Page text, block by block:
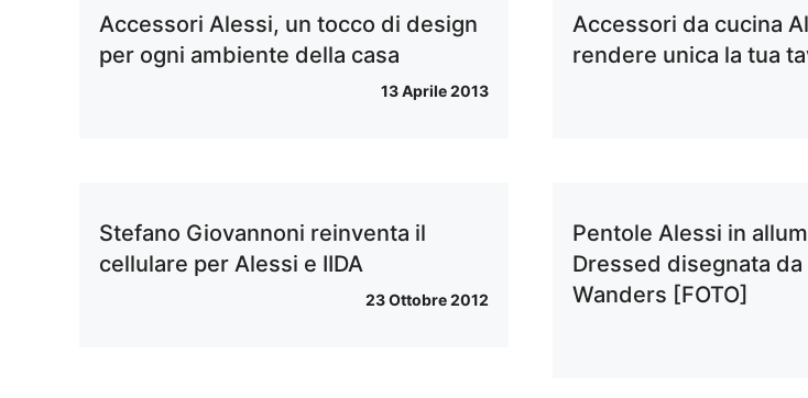
Accessori Alessi, un tocco di design
per ogni ambiente della casa
13 Aprile 2013
Accessori da cucina
rendere unica la tua
Stefano Giovannoni reinventa il
cellulare per Alessi e IIDA
23 Ottobre 2012
Pentole Alessi in
Dressed disegnata da
Wanders [FOTO]